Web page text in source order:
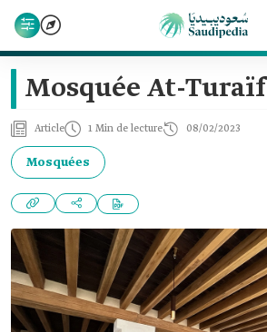
Mosquée At-Turaïf
Article 1 Min de lecture 08/02/2023
Mosquées